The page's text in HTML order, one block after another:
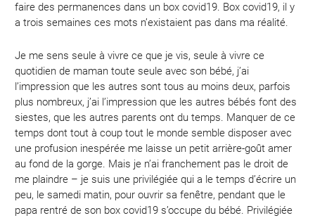
faire des permanences dans un box covid19. Box covid19, il y
a trois semaines ces mots n’existaient pas dans ma réalité.
Je me sens seule à vivre ce que je vis, seule à vivre ce
quotidien de maman toute seule avec son bébé, j’ai
l’impression que les autres sont tous au moins deux, parfois
plus nombreux, j’ai l’impression que les autres bébés font des
siestes, que les autres parents ont du temps. Manquer de ce
temps dont tout à coup tout le monde semble disposer avec
une profusion inespérée me laisse un petit arrière-goût amer
au fond de la gorge. Mais je n’ai franchement pas le droit de
me plaindre – je suis une privilégiée qui a le temps d’écrire un
peu, le samedi matin, pour ouvrir sa fenêtre, pendant que le
papa rentré de son box covid19 s’occupe du bébé. Privilégiée